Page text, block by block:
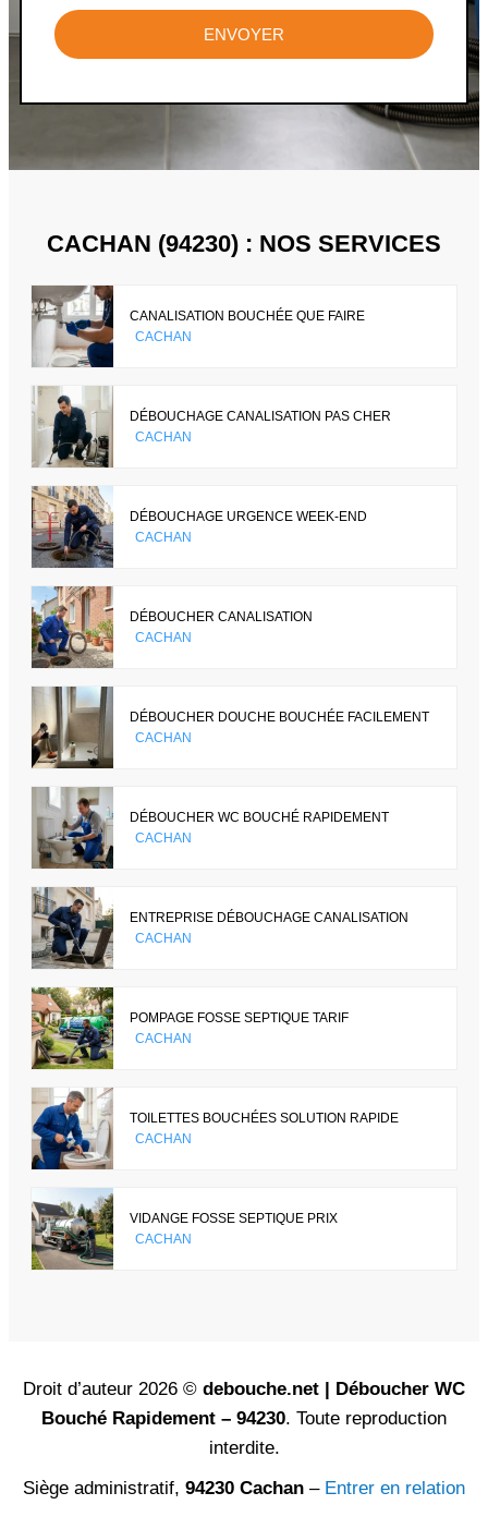
ENVOYER
CACHAN (94230) : NOS SERVICES
CANALISATION BOUCHÉE QUE FAIRE
CACHAN
DÉBOUCHAGE CANALISATION PAS CHER
CACHAN
DÉBOUCHAGE URGENCE WEEK-END
CACHAN
DÉBOUCHER CANALISATION
CACHAN
DÉBOUCHER DOUCHE BOUCHÉE FACILEMENT
CACHAN
DÉBOUCHER WC BOUCHÉ RAPIDEMENT
CACHAN
ENTREPRISE DÉBOUCHAGE CANALISATION
CACHAN
POMPAGE FOSSE SEPTIQUE TARIF
CACHAN
TOILETTES BOUCHÉES SOLUTION RAPIDE
CACHAN
VIDANGE FOSSE SEPTIQUE PRIX
CACHAN
Droit d’auteur 2026 © debouche.net | Déboucher WC
Bouché Rapidement – 94230. Toute reproduction
interdite.
Siège administratif, 94230 Cachan – Entrer en relation